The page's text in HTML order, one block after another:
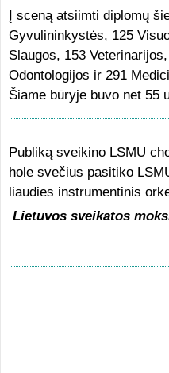
Į sceną atsiimti diplomų
Gyvulininkystės, 125
Slaugos, 153
Odontologijos ir 291
Šiame būryje buvo net 55
Publiką sveikino LSMU
hole svečius pasitiko
liaudies instrumentinis
Lietuvos sveikatos